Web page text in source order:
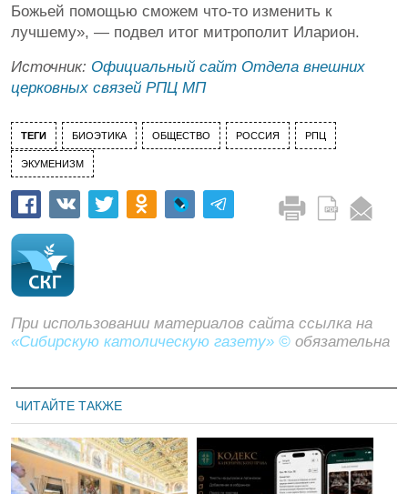
Божьей помощью сможем что-то изменить к
лучшему», — подвел итог митрополит Иларион.
Источник: Официальный сайт Отдела внешних
церковных связей РПЦ МП
ТЕГИ БИОЭТИКА ОБЩЕСТВО РОССИЯ РПЦ
ЭКУМЕНИЗМ
При использовании материалов сайта ссылка на
«Сибирскую католическую газету» © обязательна
ЧИТАЙТЕ ТАКЖЕ